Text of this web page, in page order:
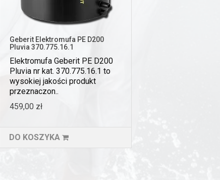
Geberit Elektromufa PE D200
Pluvia 370.775.16.1
Elektromufa Geberit PE D200
Pluvia nr kat. 370.775.16.1 to
wysokiej jakości produkt
przeznaczon..
459,00 zł
DO KOSZYKA